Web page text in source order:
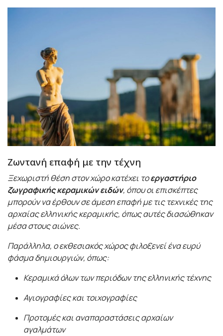
Ζωντανή επαφή με την τέχνη
Ξεχωριστή θέση στον χώρο κατέχει τοεργαστήριο
ζωγραφικής κεραμικών ειδών, όπου οι επισκέπτες
μπορούν να έρθουν σε άμεση επαφή με τις τεχνικές της
αρχαίας ελληνικής κεραμικής, όπως αυτές διασώθηκαν
μέσα στους αιώνες.
Παράλληλα, ο εκθεσιακός χώρος φιλοξενεί ένα ευρύ
φάσμα δημιουργιών, όπως:
Κεραμικά όλων των περιόδων της ελληνικής τέχνης
Αγιογραφίες και τοιχογραφίες
Προτομές και αναπαραστάσεις αρχαίων
αγαλμάτων